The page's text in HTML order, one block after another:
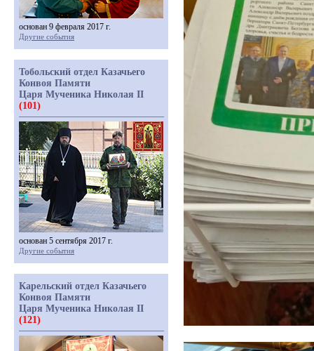
основан 9 февраля 2017 г.
Другие события
Тобольский отдел Казачьего
Конвоя Памяти
Царя Мученика Николая II
(101)
основан 5 сентября 2017 г.
Другие события
Карельский отдел Казачьего
Конвоя Памяти
Царя Мученика Николая II
(121)